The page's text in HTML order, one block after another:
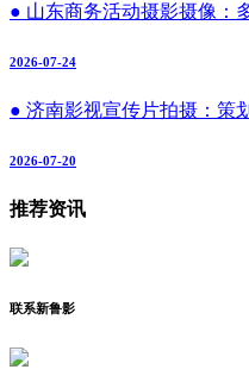
● 山东商务活动摄影摄像：
2026-07-24
● 济南影视宣传片拍摄：策
2026-07-20
推荐资讯
联系新鲁影